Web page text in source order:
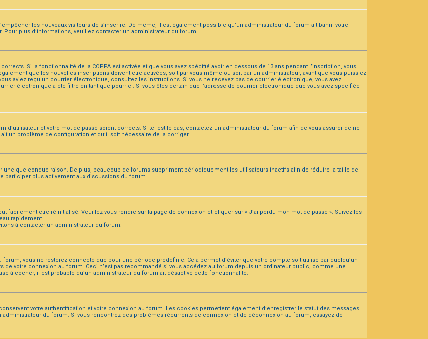
les nouveaux visiteurs de s’inscrire. De même, il est également possible qu’un administrateur du forum ait banni votre
Pour plus d’informations, veuillez contacter un administrateur du forum.
Si la fonctionnalité de la COPPA est activée et que vous avez spécifié avoir en dessous de 13 ans pendant l’inscription, vous
que les nouvelles inscriptions doivent être activées, soit par vous-même ou soit par un administrateur, avant que vous puissiez
aviez reçu un courrier électronique, consultez les instructions. Si vous ne recevez pas de courrier électronique, vous avez
électronique a été filtré en tant que pourriel. Si vous êtes certain que l’adresse de courrier électronique que vous avez spécifiée
d’utilisateur et votre mot de passe soient corrects. Si tel est le cas, contactez un administrateur du forum afin de vous assurer de ne
un problème de configuration et qu’il soit nécessaire de la corriger.
une quelconque raison. De plus, beaucoup de forums suppriment périodiquement les utilisateurs inactifs afin de réduire la taille de
participer plus activement aux discussions du forum.
facilement être réinitialisé. Veuillez vous rendre sur la page de connexion et cliquer sur « J’ai perdu mon mot de passe ». Suivez les
rapidement.
à contacter un administrateur du forum.
vous ne resterez connecté que pour une période prédéfinie. Cela permet d’éviter que votre compte soit utilisé par quelqu’un
de votre connexion au forum. Ceci n’est pas recommandé si vous accédez au forum depuis un ordinateur public, comme une
à cocher, il est probable qu’un administrateur du forum ait désactivé cette fonctionnalité.
votre authentification et votre connexion au forum. Les cookies permettent également d’enregistrer le statut des messages
du forum. Si vous rencontrez des problèmes récurrents de connexion et de déconnexion au forum, essayez de